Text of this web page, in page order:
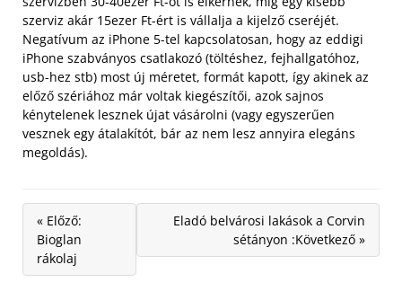
szerviz akár 15ezer Ft-ért is vállalja a kijelző cseréjét.
Negatívum az iPhone 5-tel kapcsolatosan, hogy az eddigi
iPhone szabványos csatlakozó (töltéshez, fejhallgatóhoz,
usb-hez stb) most új méretet, formát kapott, így akinek az
előző szériához már voltak kiegészítői, azok sajnos
kénytelenek lesznek újat vásárolni (vagy egyszerűen
vesznek egy átalakítót, bár az nem lesz annyira elegáns
megoldás).
« Előző:
Bioglan
rákolaj
Eladó belvárosi lakások a Corvin
sétányon :Következő »